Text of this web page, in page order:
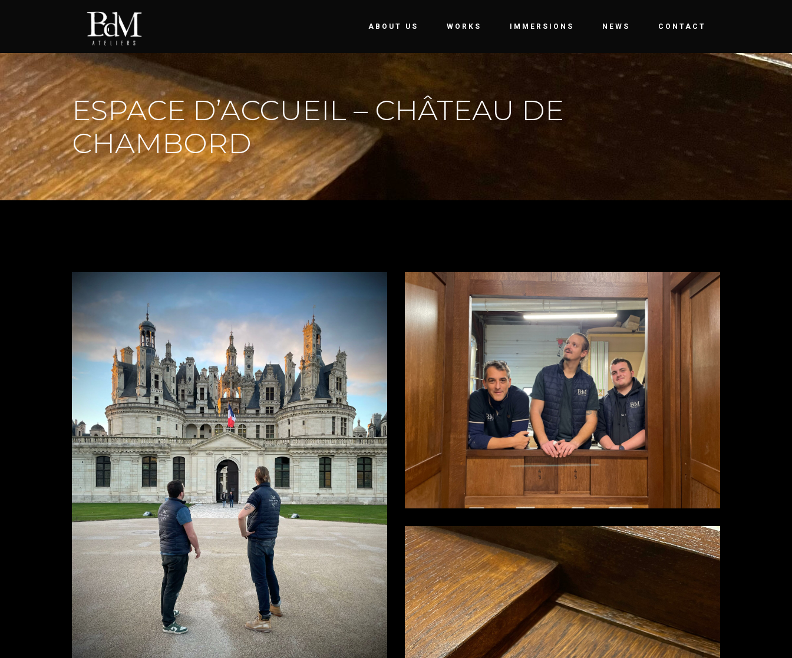
ABOUT US WORKS IMMERSIONS NEWS CONTACT
ESPACE D’ACCUEIL – CHÂTEAU DE
CHAMBORD